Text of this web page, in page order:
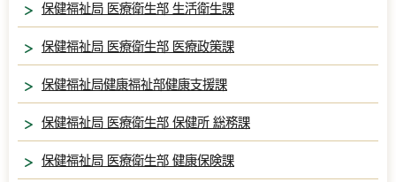
保健福祉局 医療衛生部 生活衛生課
保健福祉局 医療衛生部 医療政策課
保健福祉局健康福祉部健康支援課
保健福祉局 医療衛生部 保健所 総務課
保健福祉局 医療衛生部 健康保険課